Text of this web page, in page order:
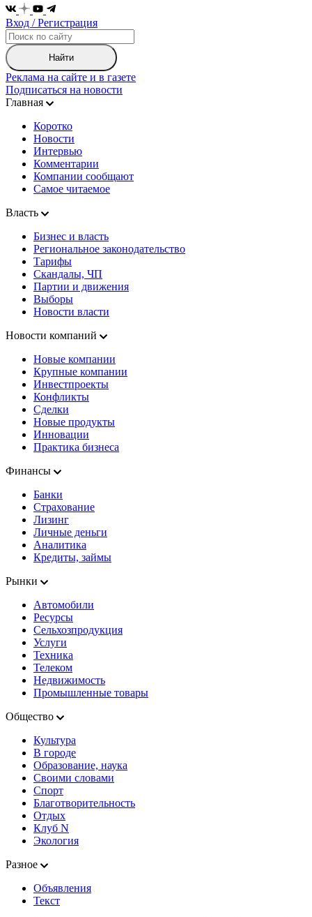
Вход / Регистрация
Найти
Реклама на сайте и в газете
Подписаться на новости
Главная
Коротко
Новости
Интервью
Комментарии
Компании сообщают
Самое читаемое
Власть
Бизнес и власть
Региональное законодательство
Тарифы
Скандалы, ЧП
Партии и движения
Выборы
Новости власти
Новости компаний
Новые компании
Крупные компании
Инвестпроекты
Конфликты
Сделки
Новые продукты
Инновации
Практика бизнеса
Финансы
Банки
Страхование
Лизинг
Личные деньги
Аналитика
Кредиты, займы
Рынки
Автомобили
Ресурсы
Сельхозпродукция
Услуги
Техника
Телеком
Недвижимость
Промышленные товары
Общество
Культура
В городе
Образование, наука
Своими словами
Спорт
Благотворительность
Отдых
Клуб N
Экология
Разное
Объявления
Текст